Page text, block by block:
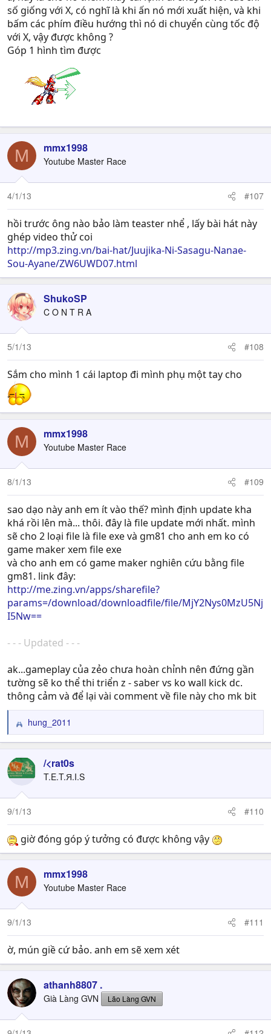
nhau. với lại cái bản cũ cùi hơn và... lỗi.
số giống với X, có nghĩ là khi ấn nó mới xuất hiện, và khi
bấm các phím điều hướng thì nó di chuyển cùng tốc độ
với X, vậy được không ?
Góp 1 hình tìm được
M mmx1998
Youtube Master Race
4/1/13 #107
hồi trước ông nào bảo làm teaster nhể , lấy bài hát này
ghép video thử coi
http://mp3.zing.vn/bai-hat/Juujika-Ni-Sasagu-Nanae-
Sou-Ayane/ZW6UWD07.html
ShukoSP
C O N T R A
5/1/13 #108
Sắm cho mình 1 cái laptop đi mình phụ một tay cho
M mmx1998
Youtube Master Race
8/1/13 #109
sao dạo này anh em ít vào thế? mình định update kha
khá rồi lên mà... thôi. đây là file update mới nhất. mình
sẽ cho 2 loại file là file exe và gm81 cho anh em ko có
game maker xem file exe
và cho anh em có game maker nghiên cứu bằng file
gm81. link đây:
http://me.zing.vn/apps/sharefile?
params=/download/downloadfile/file/MjY2Nys0MzU5Nj
I5Nw==
- - - Updated - - -
ak...gameplay của zẻo chưa hoàn chỉnh nên đứng gần
tường sẽ ko thể thi triển z - saber vs ko wall kick dc.
thông cảm và để lại vài comment về file này cho mk bit
R
e
c
t
o
n
hung_2011
/<rat0s
T.E.T.Я.I.S
9/1/13 #110
giờ đóng góp ý tưởng có được không vậy
M mmx1998
Youtube Master Race
9/1/13 #111
ờ, mún giề cứ bảo. anh em sẽ xem xét
athanh8807 .
Già Làng GVN Lão Làng GVN